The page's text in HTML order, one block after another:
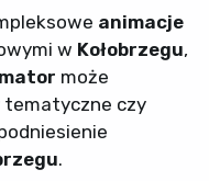
animacje
w Kołobrzegu,
może
tematyczne czy
.